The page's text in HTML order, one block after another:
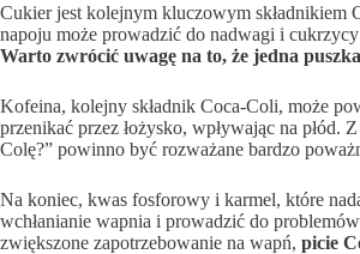
Cukier jest kolejnym kluczowym
napoju może prowadzić do nadwagi i
Warto zwrócić uwagę na to, że jedna
Kofeina, kolejny składnik Coca-Coli, może
przenikać przez łożysko, wpływając na płód.
Colę?” powinno być rozważane bardzo
Na koniec, kwas fosforowy i karmel, które
wchłanianie wapnia i prowadzić do
zwiększone zapotrzebowanie na wapń, picie